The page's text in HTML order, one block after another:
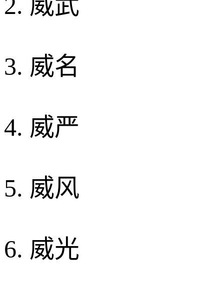
3. 威名
4. 威严
5. 威风
6. 威光